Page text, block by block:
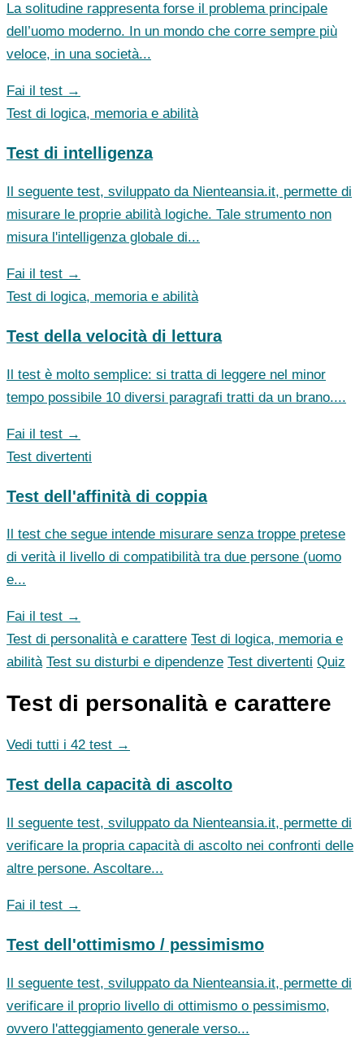
La solitudine rappresenta forse il problema principale
dell’uomo moderno. In un mondo che corre sempre più
veloce, in una società...
Fai il test →
Test di logica, memoria e abilità
Test di intelligenza
Il seguente test, sviluppato da Nienteansia.it, permette di
misurare le proprie abilità logiche. Tale strumento non
misura l'intelligenza globale di...
Fai il test →
Test di logica, memoria e abilità
Test della velocità di lettura
Il test è molto semplice: si tratta di leggere nel minor
tempo possibile 10 diversi paragrafi tratti da un brano....
Fai il test →
Test divertenti
Test dell'affinità di coppia
Il test che segue intende misurare senza troppe pretese
di verità il livello di compatibilità tra due persone (uomo
e...
Fai il test →
Test di personalità e carattere Test di logica, memoria e
abilità Test su disturbi e dipendenze Test divertenti Quiz
Test di personalità e carattere
Vedi tutti i 42 test →
Test della capacità di ascolto
Il seguente test, sviluppato da Nienteansia.it, permette di
verificare la propria capacità di ascolto nei confronti delle
altre persone. Ascoltare...
Fai il test →
Test dell'ottimismo / pessimismo
Il seguente test, sviluppato da Nienteansia.it, permette di
verificare il proprio livello di ottimismo o pessimismo,
ovvero l'atteggiamento generale verso...